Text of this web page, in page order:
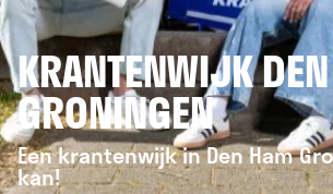
KRANTENWIJK
GRONINGEN
Een krantenwijk in Den Ham
kan!